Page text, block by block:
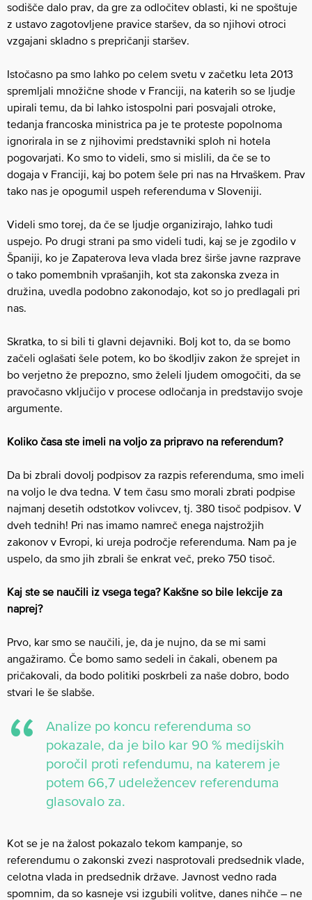
sodišče dalo prav, da gre za odločitev oblasti, ki ne spoštuje
z ustavo zagotovljene pravice staršev, da so njihovi otroci
vzgajani skladno s prepričanji staršev.
Istočasno pa smo lahko po celem svetu v začetku leta 2013
spremljali množične shode v Franciji, na katerih so se ljudje
upirali temu, da bi lahko istospolni pari posvajali otroke,
tedanja francoska ministrica pa je te proteste popolnoma
ignorirala in se z njihovimi predstavniki sploh ni hotela
pogovarjati. Ko smo to videli, smo si mislili, da če se to
dogaja v Franciji, kaj bo potem šele pri nas na Hrvaškem. Prav
tako nas je opogumil uspeh referenduma v Sloveniji.
Videli smo torej, da če se ljudje organizirajo, lahko tudi
uspejo. Po drugi strani pa smo videli tudi, kaj se je zgodilo v
Španiji, ko je Zapaterova leva vlada brez širše javne razprave
o tako pomembnih vprašanjih, kot sta zakonska zveza in
družina, uvedla podobno zakonodajo, kot so jo predlagali pri
nas.
Skratka, to si bili ti glavni dejavniki. Bolj kot to, da se bomo
začeli oglašati šele potem, ko bo škodljiv zakon že sprejet in
bo verjetno že prepozno, smo želeli ljudem omogočiti, da se
pravočasno vključijo v procese odločanja in predstavijo svoje
argumente.
Koliko časa ste imeli na voljo za pripravo na referendum?
Da bi zbrali dovolj podpisov za razpis referenduma, smo imeli
na voljo le dva tedna. V tem času smo morali zbrati podpise
najmanj desetih odstotkov volivcev, tj. 380 tisoč podpisov. V
dveh tednih! Pri nas imamo namreč enega najstrožjih
zakonov v Evropi, ki ureja področje referenduma. Nam pa je
uspelo, da smo jih zbrali še enkrat več, preko 750 tisoč.
Kaj ste se naučili iz vsega tega? Kakšne so bile lekcije za
naprej?
Prvo, kar smo se naučili, je, da je nujno, da se mi sami
angažiramo. Če bomo samo sedeli in čakali, obenem pa
pričakovali, da bodo politiki poskrbeli za naše dobro, bodo
stvari le še slabše.
Analize po koncu referenduma so
pokazale, da je bilo kar 90 % medijskih
poročil proti refendumu, na katerem je
potem 66,7 udeležencev referenduma
glasovalo za.
Kot se je na žalost pokazalo tekom kampanje, so
referendumu o zakonski zvezi nasprotovali predsednik vlade,
celotna vlada in predsednik države. Javnost vedno rada
spomnim, da so kasneje vsi izgubili volitve, danes nihče – ne